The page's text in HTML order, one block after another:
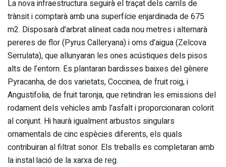
La nova infraestructura seguirà el traçat dels carrils de
trànsit i comptarà amb una superfície enjardinada de 675
m2. Disposarà d’arbrat alineat cada nou metres i alternarà
pereres de flor (Pyrus Calleryana) i oms d’aigua (Zelcova
Serrulata), que allunyaran les ones acústiques dels pisos
alts de l’entorn. Es plantaran bardisses baixes del gènere
Pyracanha, de dos varietats, Coccinea, de fruit roig, i
Angustifolia, de fruit taronja, que retindran les emissions del
rodament dels vehicles amb l’asfalt i proporcionaran colorit
al conjunt. Hi haurà igualment arbustos singulars
ornamentals de cinc espècies diferents, els quals
contribuiran al filtrat sonor. Els treballs es completaran amb
la instal·lació de la xarxa de reg.